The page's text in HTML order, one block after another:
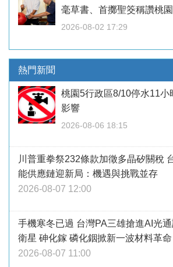
毫草書、首擲聖筊稱讚桃
2026-08-02 17:29
熱門新聞
桃園5行政區8/10停水11
影響
2026-08-06 18:15
川普重拳祭232條款加徵多晶矽關稅
能供應鏈迎新局：機遇與挑戰並存
2026-08-07 12:00
手機寒冬已過 台灣PA三雄搶進AI光通
衛星 砷化鎵 磷化銦掀新一波材料革命
2026-08-07 11:00